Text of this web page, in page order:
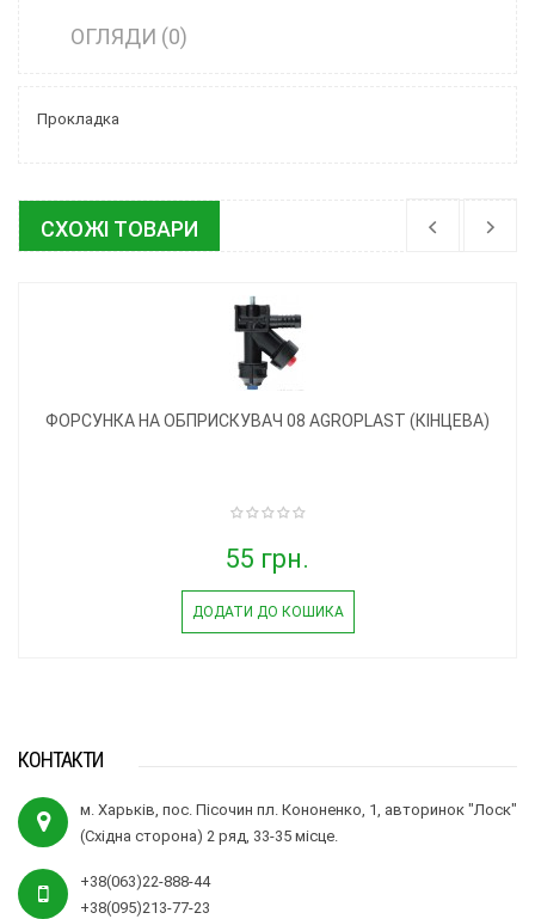
ОГЛЯДИ (0)
Прокладка
СХОЖІ ТОВАРИ
ФОРСУНКА НА ОБПРИСКУВАЧ 08 AGROPLAST (КІНЦЕВА)
55 грн.
ДОДАТИ ДО КОШИКА
КОНТАКТИ
м. Харьків, пос. Пісочин пл. Кононенко, 1, авторинок "Лоск"
(Східна сторона) 2 ряд, 33-35 місце.
+38(063)22-888-44
+38(095)213-77-23